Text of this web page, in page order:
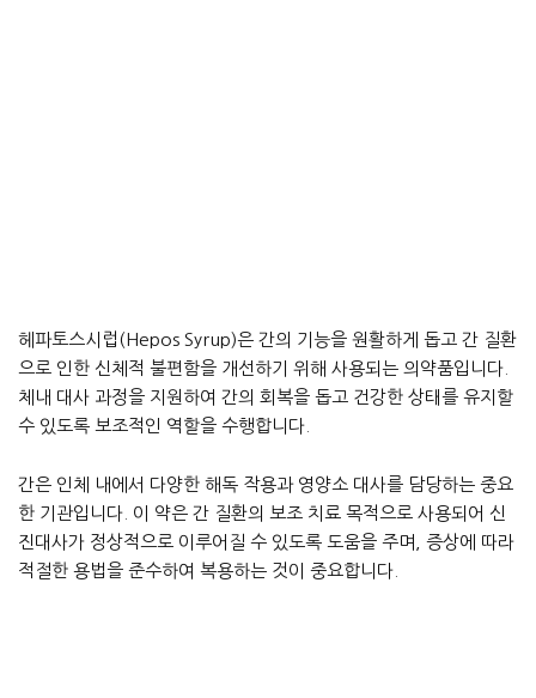
헤파토스시럽(Hepos Syrup)은 간의 기능을 원활하게 돕고 간 질환
으로 인한 신체적 불편함을 개선하기 위해 사용되는 의약품입니다.
체내 대사 과정을 지원하여 간의 회복을 돕고 건강한 상태를 유지할
수 있도록 보조적인 역할을 수행합니다.
간은 인체 내에서 다양한 해독 작용과 영양소 대사를 담당하는 중요
한 기관입니다. 이 약은 간 질환의 보조 치료 목적으로 사용되어 신
진대사가 정상적으로 이루어질 수 있도록 도움을 주며, 증상에 따라
적절한 용법을 준수하여 복용하는 것이 중요합니다.